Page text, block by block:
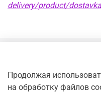
delivery/product/dostavka
Продолжая
на обработку файлов